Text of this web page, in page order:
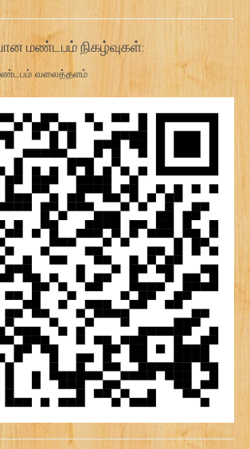
மண்டபம் நிகழ்வுகள்:
மண்டபம் வலைத்தளம்